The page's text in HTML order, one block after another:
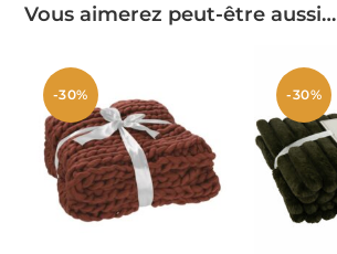
Vous aimerez peut-être aussi…
-30% -30%